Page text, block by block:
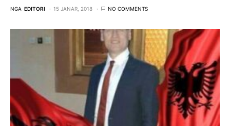
NGA EDITORI 15 JANAR, 2018 NO COMMENTS